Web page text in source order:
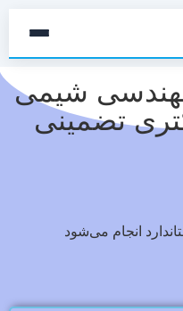
مهندسی شیمی
تضمینی